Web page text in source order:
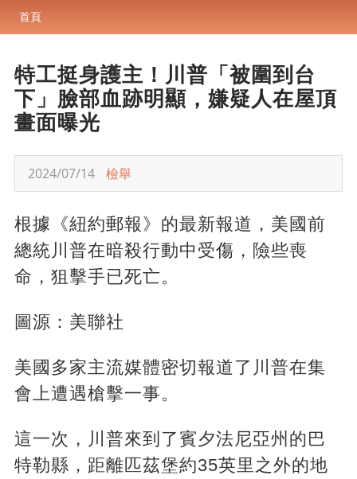
首頁
特工挺身護主！川普「被圍到台
下」臉部血跡明顯，嫌疑人在屋頂
畫面曝光
2024/07/14 檢舉
根據《紐約郵報》的最新報道，美國前
總統川普在暗殺行動中受傷，險些喪
命，狙擊手已死亡。
圖源：美聯社
美國多家主流媒體密切報道了川普在集
會上遭遇槍擊一事。
這一次，川普來到了賓夕法尼亞州的巴
特勒縣，距離匹茲堡約35英里之外的地